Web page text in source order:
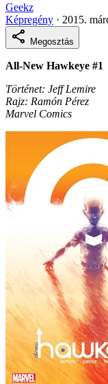
Geekz
Képregény · 2015.
Megosztás
All-New Hawkeye #1
Történet: Jeff Lemire
Rajz: Ramón Pérez
Marvel Comics